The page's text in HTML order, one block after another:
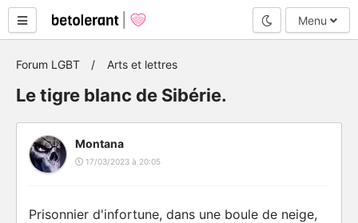
Mode nuit
Menu
Forum LGBT Arts et lettres
Le tigre blanc de Sibérie.
Montana
17/03/2023 à 20:05
Prisonnier d'infortune, dans une boule de neige,